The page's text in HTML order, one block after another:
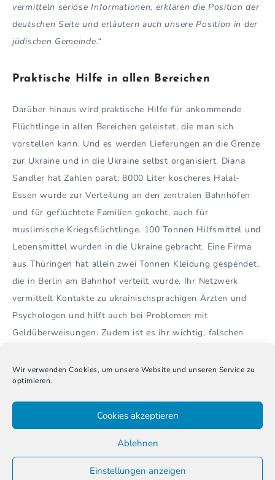
Wir verwenden Cookies, um unsere Website und unseren Service zu
optimieren.
Cookies akzeptieren
Ablehnen
Einstellungen anzeigen
vermitteln seriöse Informationen, erklären die Position der
deutschen Seite und erläutern auch unsere Position in der
jüdischen Gemeinde.“
Praktische Hilfe in allen Bereichen
Darüber hinaus wird praktische Hilfe für ankommende
Flüchtlinge in allen Bereichen geleistet, die man sich
vorstellen kann. Und es werden Lieferungen an die Grenze
zur Ukraine und in die Ukraine selbst organisiert. Diana
Sandler hat Zahlen parat: 8000 Liter koscheres Halal-
Essen wurde zur Verteilung an den zentralen Bahnhöfen
und für geflüchtete Familien gekocht, auch für
muslimische Kriegsflüchtlinge. 100 Tonnen Hilfsmittel und
Lebensmittel wurden in die Ukraine gebracht. Eine Firma
aus Thüringen hat allein zwei Tonnen Kleidung gespendet,
die in Berlin am Bahnhof verteilt wurde. Ihr Netzwerk
vermittelt Kontakte zu ukrainischsprachigen Ärzten und
Psychologen und hilft auch bei Problemen mit
Geldüberweisungen. Zudem ist es ihr wichtig, falschen
entgegenzuwirken:„Einige glauben, dass in Deutschland
nur reiche Menschen leben und ihre Hilfe
selbstverständlich sei. Dem wirken wir entgegen. Und wir
motivieren dazu, sich einzubringen und auch selbst etwas
Breites bundesweites Netzwerk